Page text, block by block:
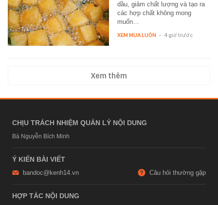
dầu, giảm chất lượng và tạo ra
các hợp chất không mong
muốn…
XEM MUA LUÔN - 4 giờ trước
Xem thêm
CHỊU TRÁCH NHIỆM QUẢN LÝ NỘI DUNG
Bà Nguyễn Bích Minh
Ý KIẾN BÀI VIẾT
bandoc@kenh14.vn Câu hỏi thường gặp
HỢP TÁC NỘI DUNG